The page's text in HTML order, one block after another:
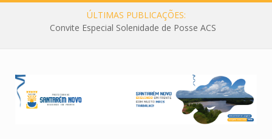
ÚLTIMAS PUBLICAÇÕES:
Convite Especial Solenidade de Posse ACS